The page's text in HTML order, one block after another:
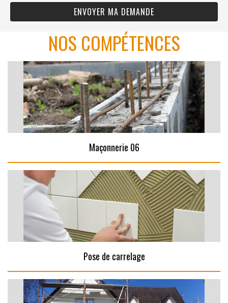
NOS COMPÉTENCES
Maçonnerie 06
Pose de carrelage